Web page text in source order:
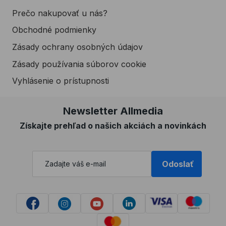
Prečo nakupovať u nás?
Obchodné podmienky
Zásady ochrany osobných údajov
Zásady používania súborov cookie
Vyhlásenie o prístupnosti
Newsletter Allmedia
Získajte prehľad o našich akciách a novinkách
Odoslať